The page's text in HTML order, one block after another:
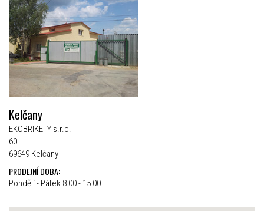
Kelčany
EKOBRIKETY s.r.o.
60
69649 Kelčany
PRODEJNÍ DOBA:
Pondělí - Pátek 8:00 - 15:00